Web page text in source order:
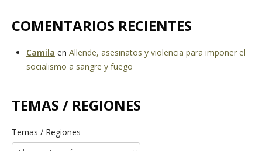
COMENTARIOS RECIENTES
Camila en Allende, asesinatos y violencia para imponer el
socialismo a sangre y fuego
TEMAS / REGIONES
Temas / Regiones